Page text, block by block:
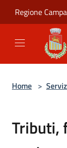
Regione
Home >
Tributi,